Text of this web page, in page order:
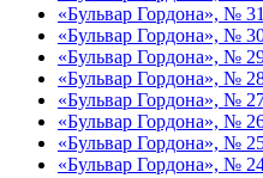
«Бульвар Гордона», №
«Бульвар Гордона», №
«Бульвар Гордона», №
«Бульвар Гордона», №
«Бульвар Гордона», №
«Бульвар Гордона», №
«Бульвар Гордона», №
«Бульвар Гордона», №